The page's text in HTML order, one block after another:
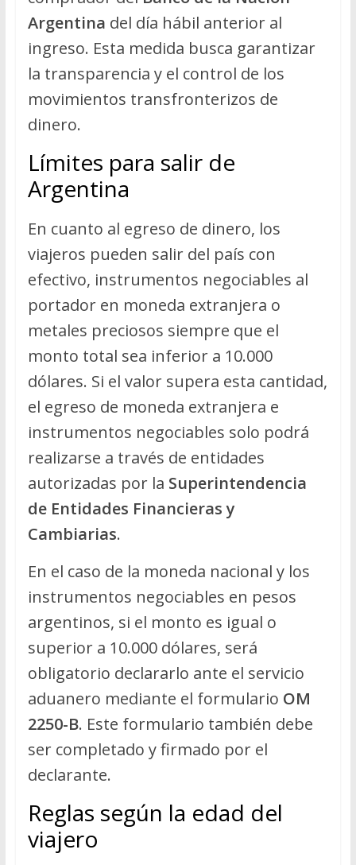
Argentina del día hábil anterior al
ingreso. Esta medida busca garantizar
la transparencia y el control de los
movimientos transfronterizos de
dinero.
Límites para salir de
Argentina
En cuanto al egreso de dinero, los
viajeros pueden salir del país con
efectivo, instrumentos negociables al
portador en moneda extranjera o
metales preciosos siempre que el
monto total sea inferior a 10.000
dólares. Si el valor supera esta cantidad,
el egreso de moneda extranjera e
instrumentos negociables solo podrá
realizarse a través de entidades
autorizadas por la Superintendencia
de Entidades Financieras y
Cambiarias.
En el caso de la moneda nacional y los
instrumentos negociables en pesos
argentinos, si el monto es igual o
superior a 10.000 dólares, será
obligatorio declararlo ante el servicio
aduanero mediante el formulario OM
2250-B. Este formulario también debe
ser completado y firmado por el
declarante.
Reglas según la edad del
viajero